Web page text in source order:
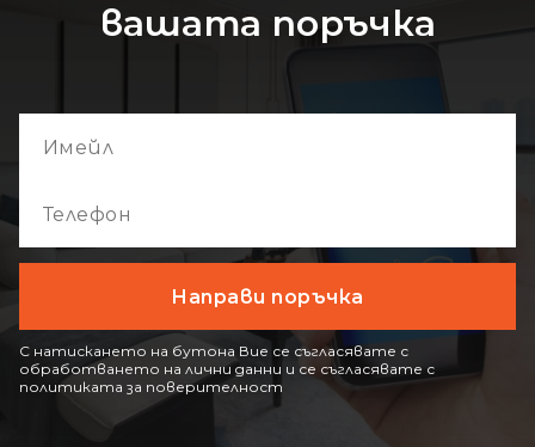
вашата поръчка
С натискането на бутона Вие се съгласявате с
обработването на лични данни и се съгласявате с
политиката за поверителност